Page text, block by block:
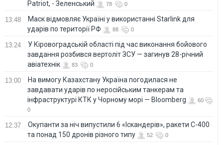
Patriot, - Зеленський
78 0
13:48
Маск відмовляє Україні у використанні Starlink для
ударів по території РФ
88 0
13:24
У Кіровоградській області під час виконання бойового
завдання розбився вертоліт ЗСУ — загинув 28-річний
авіатехнік
83 0
13:00
На вимогу Казахстану Україна погодилася не
завдавати ударів по неросійським танкерам та
інфраструктурі КТК у Чорному морі — Bloomberg
60
0
12:37
Окупанти за ніч випустили 6 «Іскандерів», ракети С-400
та понад 150 дронів різного типу
52 0